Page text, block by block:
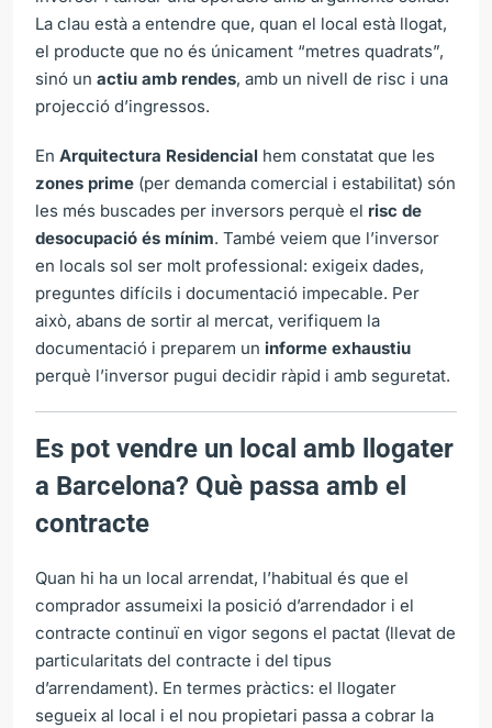
La clau està a entendre que, quan el local està llogat,
el producte que no és únicament “metres quadrats”,
sinó un actiu amb rendes, amb un nivell de risc i una
projecció d’ingressos.
En Arquitectura Residencial hem constatat que les
zones prime (per demanda comercial i estabilitat) són
les més buscades per inversors perquè el risc de
desocupació és mínim. També veiem que l’inversor
en locals sol ser molt professional: exigeix dades,
preguntes difícils i documentació impecable. Per
això, abans de sortir al mercat, verifiquem la
documentació i preparem un informe exhaustiu
perquè l’inversor pugui decidir ràpid i amb seguretat.
Es pot vendre un local amb llogater
a Barcelona? Què passa amb el
contracte
Quan hi ha un local arrendat, l’habitual és que el
comprador assumeixi la posició d’arrendador i el
contracte continuï en vigor segons el pactat (llevat de
particularitats del contracte i del tipus
d’arrendament). En termes pràctics: el llogater
segueix al local i el nou propietari passa a cobrar la